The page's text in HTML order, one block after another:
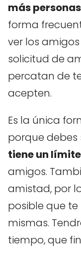
más personas
forma
ver los
solicitud de
percatan de
acepten.
Es la única
porque debes
tiene un límite
amigos.
amistad, por
posible que
mismas.
tiempo, que